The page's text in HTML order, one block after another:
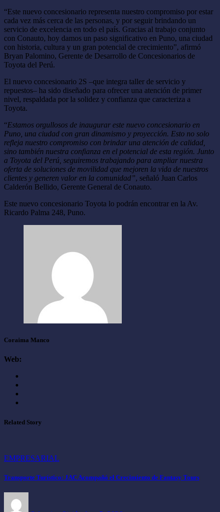
“Este nuevo concesionario representa nuestro compromiso por estar
cada vez más cerca de las personas, y por seguir brindando un
servicio de excelencia en todo el país. Gracias al trabajo conjunto
con Conauto, hoy damos un paso significativo en Puno, una ciudad
con historia, cultura y un gran potencial de crecimiento”, afirmó
Bryan Palomino, Gerente de Desarrollo de Concesionarios de
Toyota del Perú.
El nuevo concesionario 2S –que integra taller de servicio y
repuestos– ha sido diseñado para ofrecer una atención de primer
nivel, respaldada por la solidez y confianza que caracteriza a
Toyota.
“Estamos orgullosos de inaugurar este nuevo concesionario en
Puno, una ciudad con gran dinamismo y proyección. Esto no solo
refleja nuestro compromiso con brindar una atención de calidad,
sino también nuestra confianza en el potencial de esta región. Junto
a Toyota del Perú, seguiremos trabajando para ampliar nuestra
oferta de soluciones de movilidad que mejoren la vida de nuestros
clientes y generen valor en la comunidad”, señaló Juan Carlos
Calderón Bellido, Gerente General de Conauto.
Este nuevo concesionario Toyota lo podrán encontrar en la Av.
Ricardo Palma 248, Puno.
Coraima Manco
Web:
Related Story
EMPRESARIAL
Transporte Turístico: JAC Acompañó el Crecimiento de Fantasy Tours